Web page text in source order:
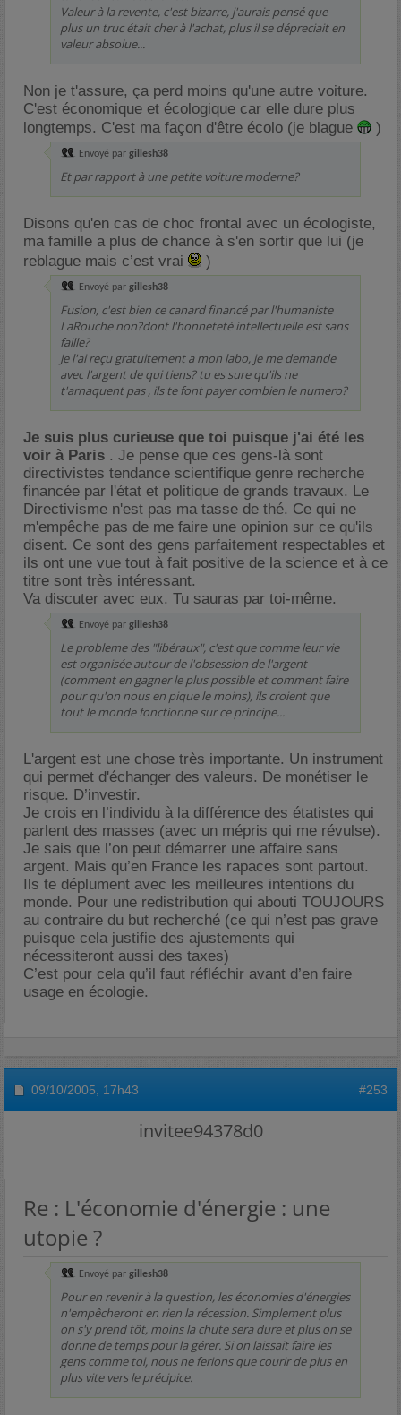
Valeur à la revente, c'est bizarre, j'aurais pensé que
plus un truc était cher à l'achat, plus il se dépreciait en
valeur absolue...
Non je t'assure, ça perd moins qu'une autre voiture.
C'est économique et écologique car elle dure plus
longtemps. C'est ma façon d'être écolo (je blague
)
Envoyé par gillesh38
Et par rapport à une petite voiture moderne?
Disons qu'en cas de choc frontal avec un écologiste,
ma famille a plus de chance à s'en sortir que lui (je
reblague mais c’est vrai
)
Envoyé par gillesh38
Fusion, c'est bien ce canard financé par l'humaniste
LaRouche non?dont l'honneteté intellectuelle est sans
faille?
Je l'ai reçu gratuitement a mon labo, je me demande
avec l'argent de qui tiens? tu es sure qu'ils ne
t'arnaquent pas , ils te font payer combien le numero?
Je suis plus curieuse que toi puisque j'ai été les
voir à Paris . Je pense que ces gens-là sont
directivistes tendance scientifique genre recherche
financée par l'état et politique de grands travaux. Le
Directivisme n'est pas ma tasse de thé. Ce qui ne
m'empêche pas de me faire une opinion sur ce qu'ils
disent. Ce sont des gens parfaitement respectables et
ils ont une vue tout à fait positive de la science et à ce
titre sont très intéressant.
Va discuter avec eux. Tu sauras par toi-même.
Envoyé par gillesh38
Le probleme des "libéraux", c'est que comme leur vie
est organisée autour de l'obsession de l'argent
(comment en gagner le plus possible et comment faire
pour qu'on nous en pique le moins), ils croient que
tout le monde fonctionne sur ce principe...
L'argent est une chose très importante. Un instrument
qui permet d'échanger des valeurs. De monétiser le
risque. D’investir.
Je crois en l’individu à la différence des étatistes qui
parlent des masses (avec un mépris qui me révulse).
Je sais que l’on peut démarrer une affaire sans
argent. Mais qu’en France les rapaces sont partout.
Ils te déplument avec les meilleures intentions du
monde. Pour une redistribution qui abouti TOUJOURS
au contraire du but recherché (ce qui n’est pas grave
puisque cela justifie des ajustements qui
nécessiteront aussi des taxes)
C’est pour cela qu’il faut réfléchir avant d’en faire
usage en écologie.
09/10/2005, 17h43 #253
invitee94378d0
Re : L'économie d'énergie : une
utopie ?
Envoyé par gillesh38
Pour en revenir à la question, les économies d'énergies
n'empêcheront en rien la récession. Simplement plus
on s'y prend tôt, moins la chute sera dure et plus on se
donne de temps pour la gérer. Si on laissait faire les
gens comme toi, nous ne ferions que courir de plus en
plus vite vers le précipice.